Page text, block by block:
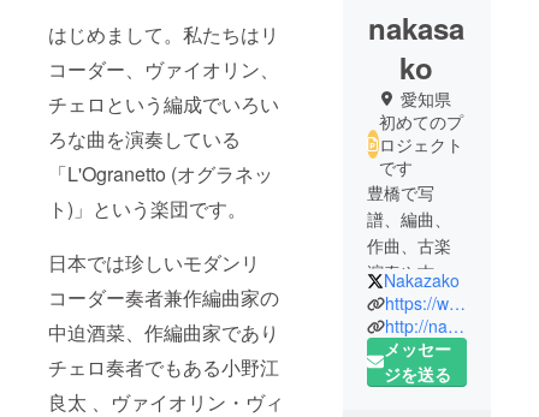
はじめまして。私たちはリ
コーダー、ヴァイオリン、
チェロという編成でいろい
ろな曲を演奏している
「L'Ogranetto (オグラネッ
ト)」という楽団です。
日本では珍しいモダンリ
コーダー奏者兼作編曲家の
中迫酒菜、作編曲家であり
チェロ奏者でもある小野江
良太 、ヴァイオリン・ヴィ
nakasa
ko
愛知県
初めてのプ
ロジェクト
です
豊橋で写
譜、編曲、
作曲、古楽
演奏や古学
研究を生業
としていま
す。TVや
ゲーム、ア
Nakazako
https://www.youtube.com/channel/UCKW_hLWry2e3ZZbZZM3bD1g
http://nakasako.jp/
メッセー
ジを送る